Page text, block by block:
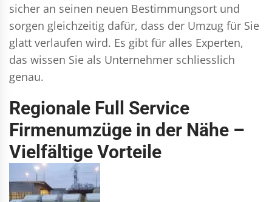
sicher an seinen neuen Bestimmungsort und
sorgen gleichzeitig dafür, dass der Umzug für Sie
glatt verlaufen wird. Es gibt für alles Experten,
das wissen Sie als Unternehmer schliesslich
genau.
Regionale Full Service
Firmenumzüge in der Nähe –
Vielfältige Vorteile